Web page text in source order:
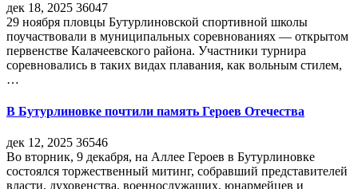
дек 18, 2025 36047
29 ноября пловцы Бутурлиновской спортивной школы
поучаствовали в муниципальных соревнованиях — открытом
первенстве Калачеевского района. Участники турнира
соревновались в таких видах плавания, как вольным стилем,
…
В Бутурлиновке почтили память Героев Отечества
дек 12, 2025 36546
Во вторник, 9 декабря, на Аллее Героев в Бутурлиновке
состоялся торжественный митинг, собравший представителей
власти, духовенства, военнослужащих, юнармейцев и